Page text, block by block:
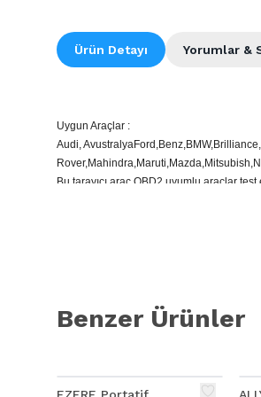
Ürün Detayı Yorumlar &
Uygun Araçlar :
Audi,
Bu tarayıcı araç OBD2 uyumlu araçlar
Destek :. Android sistem telefonları,
Benzer Ürünler